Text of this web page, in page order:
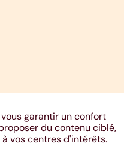
garantir un confort
du contenu ciblé,
vos centres d'intérêts.